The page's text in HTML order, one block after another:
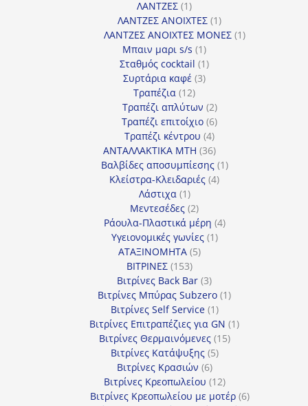
ΛΑΝΤΖΕΣ 11
προϊόν
ΛΑΝΤΖΕΣ ΑΝΟΙΧΤΕΣ 11
προϊόν
ΛΑΝΤΖΕΣ ΑΝΟΙΧΤΕΣ ΜΟΝΕΣ 11
Μπαιν μαρι s/s 11
προϊόν
Σταθμός cocktail 11
Συρτάρια καφέ 33
Τραπέζια 1212
προϊόντα
Τραπέζι απλύτων 22
προϊόντα
Τραπέζι επιτοίχιο 66
προϊόντα
Τραπέζι κέντρου 44
προϊόντα
ΑΝΤΑΛΛΑΚΤΙΚΑ MTH 3636
προϊόντα
Βαλβίδες αποσυμπίεσης 11
Κλείστρα-Κλειδαριές 44
Λάστιχα 11
προϊόν
Μεντεσέδες 22
προϊόντα
Ράουλα-Πλαστικά μέρη 44
Υγειονομικές γωνίες 11
ΑΤΑΞΙΝΟΜΗΤΑ 55
ΒΙΤΡΙΝΕΣ 153153
προϊόντα
Βιτρίνες Back Bar 33
προϊόντα
Βιτρίνες Mπύρας Subzero 11
Βιτρίνες Self Service 11
προϊόν
Βιτρίνες Επιτραπέζιες για GN 11
Βιτρίνες Θερμαινόμενες 1515
Βιτρίνες Κατάψυξης 55
Βιτρίνες Κρασιών 66
προϊόντα
Βιτρίνες Κρεοπωλείου 1212
προϊόντα
Βιτρίνες Κρεοπωλείου με μοτέρ 66